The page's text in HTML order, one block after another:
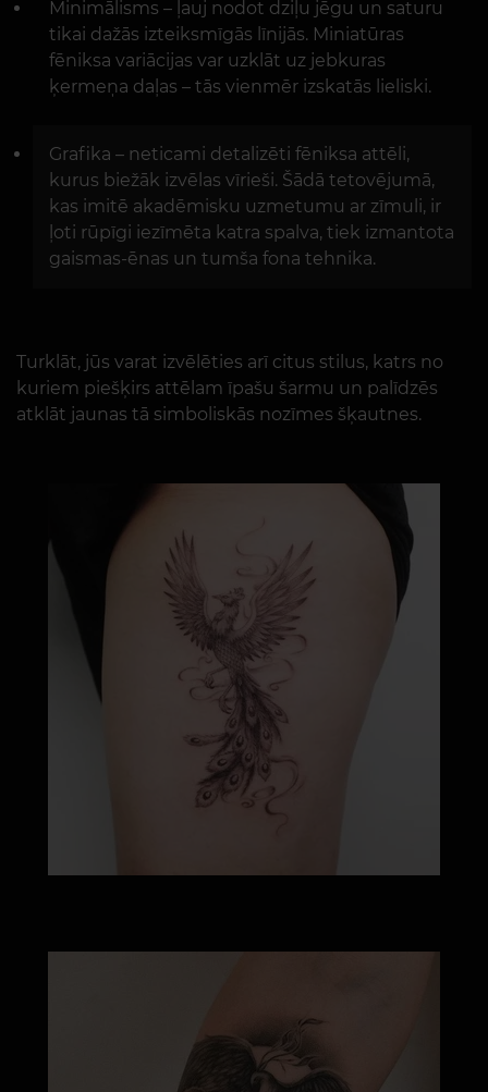
Minimālisms – ļauj nodot dziļu jēgu un saturu
tikai dažās izteiksmīgās līnijās. Miniatūras
fēniksa variācijas var uzklāt uz jebkuras
ķermeņa daļas – tās vienmēr izskatās lieliski.
Grafika – neticami detalizēti fēniksa attēli,
kurus biežāk izvēlas vīrieši. Šādā tetovējumā,
kas imitē akadēmisku uzmetumu ar zīmuli, ir
ļoti rūpīgi iezīmēta katra spalva, tiek izmantota
gaismas-ēnas un tumša fona tehnika.
Turklāt, jūs varat izvēlēties arī citus stilus, katrs no
kuriem piešķirs attēlam īpašu šarmu un palīdzēs
atklāt jaunas tā simboliskās nozīmes šķautnes.